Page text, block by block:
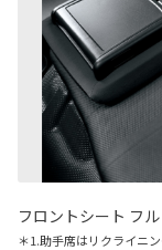
フロントシート フ
＊1.助手席はリクライニ